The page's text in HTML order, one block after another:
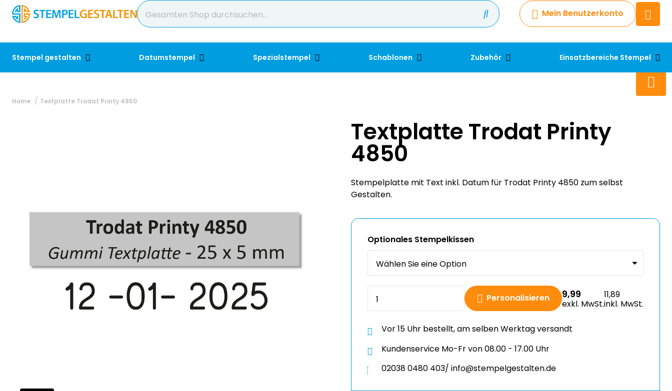
Mein Benutzerkonto
Stempel gestalten Datumstempel Spezialstempel Schablonen Zubehör Einsatzbereiche Stempel
Chatbot
Chatten Sie 24/7 mit unserem
+49 2038 0480 403
Home Textplatte Trodat Printy 4850
Textplatte Trodat Printy
4850
Stempelplatte mit Text inkl. Datum für Trodat Printy 4850 zum selbst
Gestalten.
Optionales Stempelkissen
Personalisieren 9,99
exkl. MwSt.
11,89
inkl. MwSt.
Vor 15 Uhr bestellt, am selben Werktag versandt
Kundenservice Mo-Fr von 08.00 - 17.00 Uhr
02038 0480 403/ info@stempelgestalten.de